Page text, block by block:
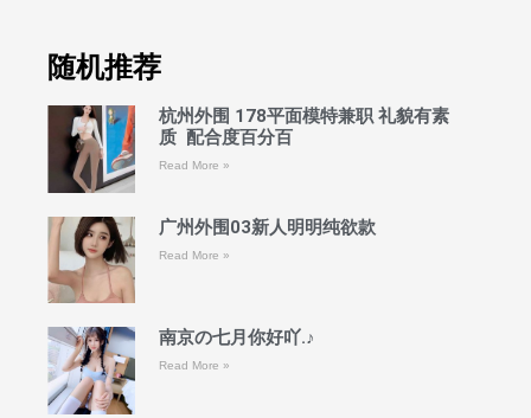
随机推荐
杭州外围 178平面模特兼职 礼貌有素
质 配合度百分百
Read More »
广州外围03新人明明纯欲款
Read More »
南京の七月你好吖.♪
Read More »